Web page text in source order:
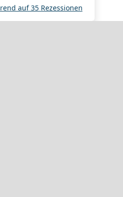
auf 35 Rezessionen